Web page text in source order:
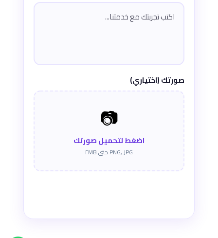
صورتك (اختياري)
📷
اضغط لتحميل صورتك
PNG, JPG حتى ٢MB